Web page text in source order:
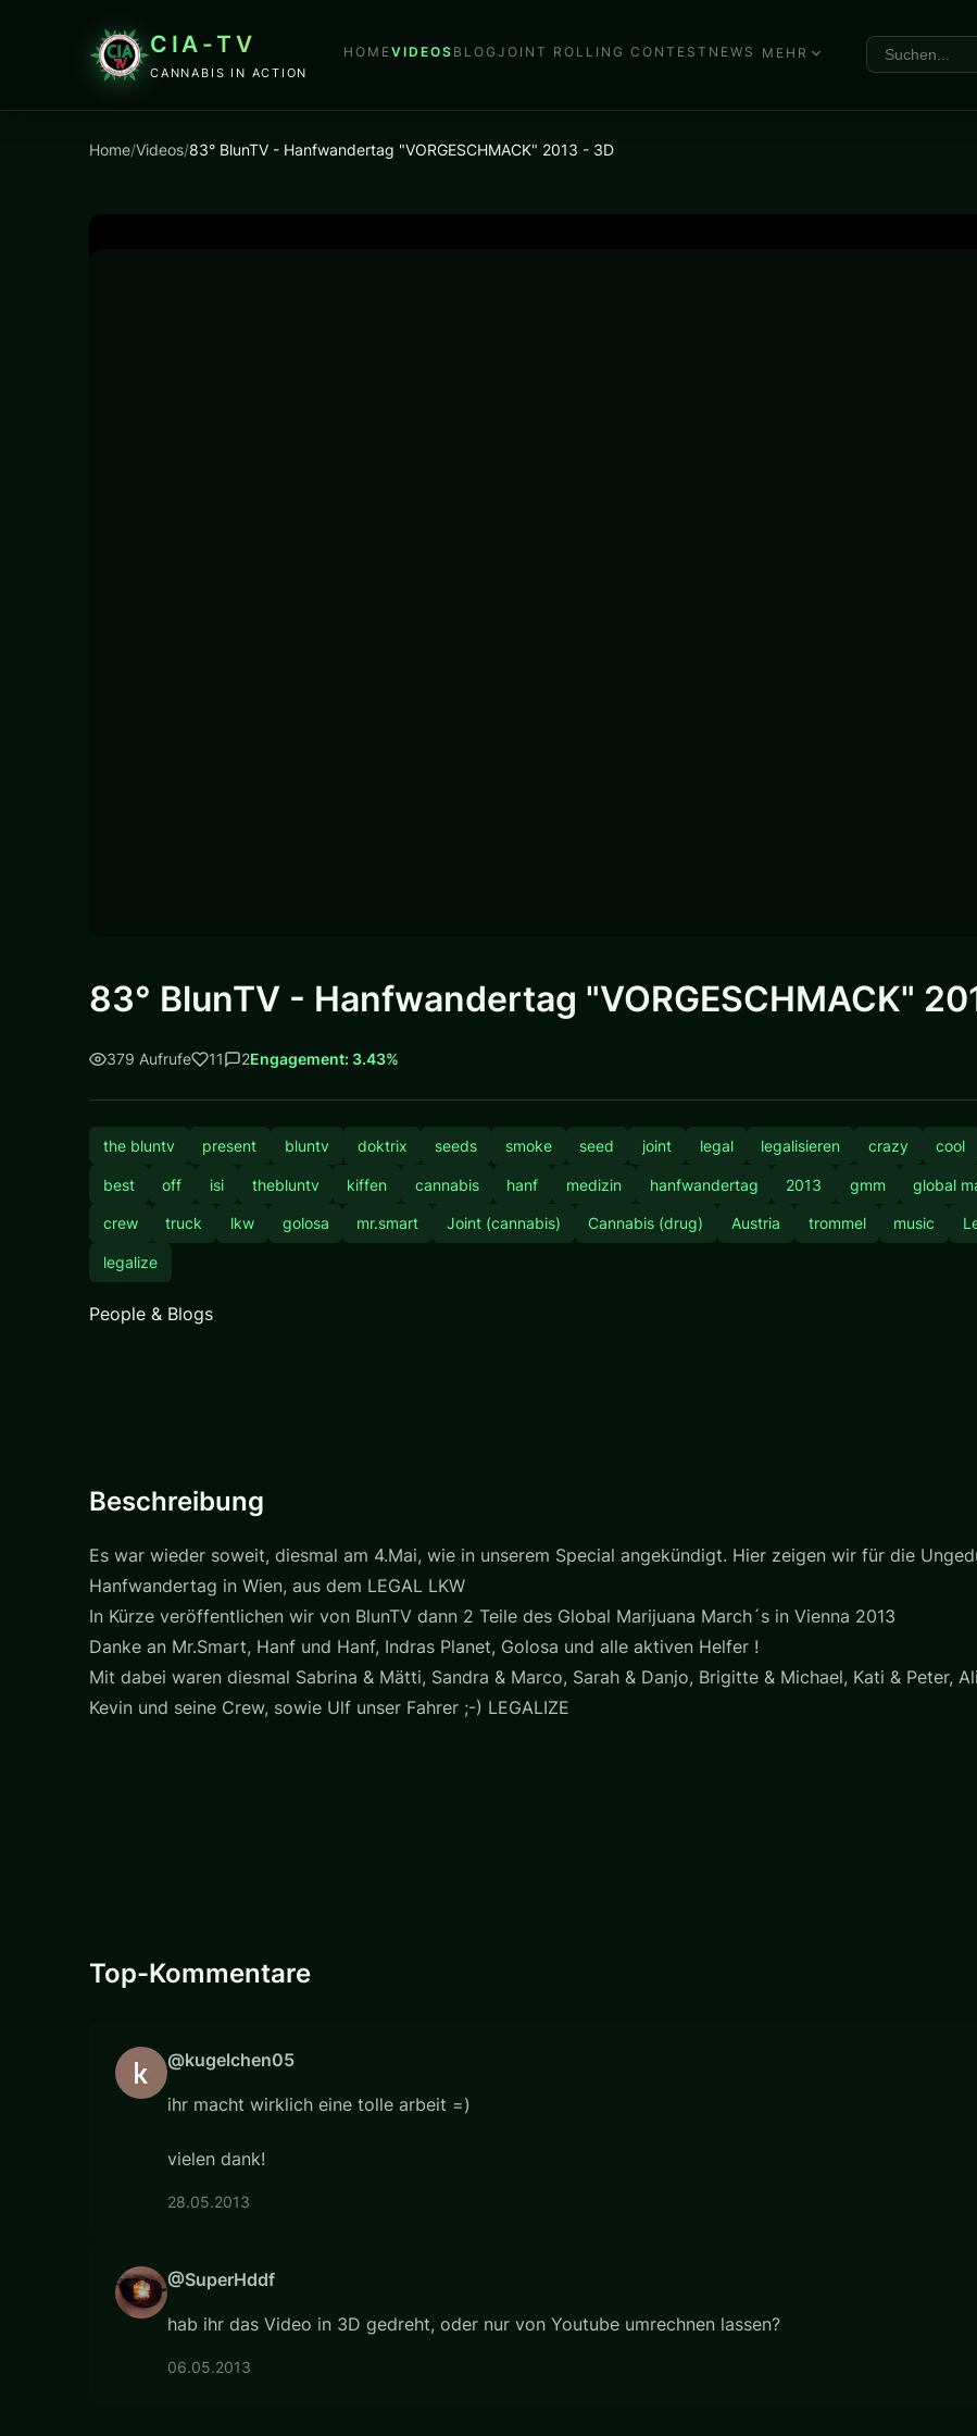
CIA-TV
CANNABIS IN ACTION
HOMEVIDEOS BLOGJOINT ROLLING CONTEST NEWS MEHR
Home/Videos/83° BlunTV - Hanfwandertag "VORGESCHMACK" 2013 - 3D
83° BlunTV - Hanfwandertag "VORGESCHMACK"
379 Aufrufe 11 2Engagement: 3.43%
the bluntv present bluntv doktrix seeds smoke seed joint legal legalisieren crazy cool
best off isi thebluntv kiffen cannabis hanf medizin hanfwandertag 2013 gmm global
crew truck lkw golosa mr.smart Joint (cannabis) Cannabis (drug) Austria trommel music
legalize
People & Blogs
Beschreibung
Es war wieder soweit, diesmal am 4.Mai, wie in unserem Special angekündigt. Hier zeigen wir für die
Hanfwandertag in Wien, aus dem LEGAL LKW
In Kürze veröffentlichen wir von BlunTV dann 2 Teile des Global Marijuana March´s in Vienna 2013
Danke an Mr.Smart, Hanf und Hanf, Indras Planet, Golosa und alle aktiven Helfer !
Mit dabei waren diesmal Sabrina & Mätti, Sandra & Marco, Sarah & Danjo, Brigitte & Michael, Kati & Peter,
Kevin und seine Crew, sowie Ulf unser Fahrer ;-) LEGALIZE
Top-Kommentare
@kugelchen05
ihr macht wirklich eine tolle arbeit =)
vielen dank!
28.05.2013
@SuperHddf
hab ihr das Video in 3D gedreht, oder nur von Youtube umrechnen lassen?
06.05.2013